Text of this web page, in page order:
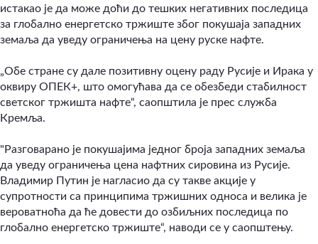
истакао је да може доћи до тешких негативних последица
за глобално енергетско тржиште због покушаја западних
земаља да уведу ограничења на цену руске нафте.
„Обе стране су дале позитивну оцену раду Русије и Ирака у
оквиру ОПЕК+, што омогућава да се обезбеди стабилност
светског тржишта нафте“, саопштила је прес служба
Кремља.
"Разговарано је покушајима једног броја западних земаља
да уведу ограничења цена нафтних сировина из Русије.
Владимир Путин је нагласио да су такве акције у
супротности са принципима тржишних односа и велика је
вероватноћа да ће довести до озбиљних последица по
глобално енергетско тржиште“, наводи се у саопштењу.